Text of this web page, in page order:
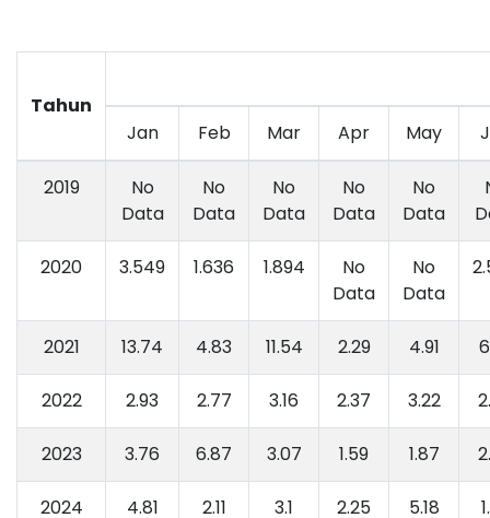
Tahun
Jan
Feb Mar Apr May
2019
No
Data
No
Data
No
Data
No
Data
No
Data
2020 3.549 1.636 1.894
No
Data
No
Data
2021 13.74 4.83 11.54 2.29 4.91
2022 2.93 2.77 3.16 2.37 3.22
2023 3.76 6.87 3.07 1.59 1.87
2024 4.81 2.11 3.1 2.25 5.18